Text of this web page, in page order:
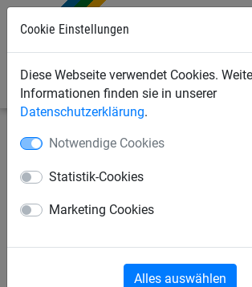
Cookie Einstellungen
Diese Webseite verwendet Cookies.
Informationen finden sie in unserer
Datenschutzerklärung.
Notwendige Cookies
Statistik-Cookies
Marketing Cookies
Alles auswählen
Industrienetze Abdecknetze und -planen
Abdecknetz aus PP,
mm stark,
mm